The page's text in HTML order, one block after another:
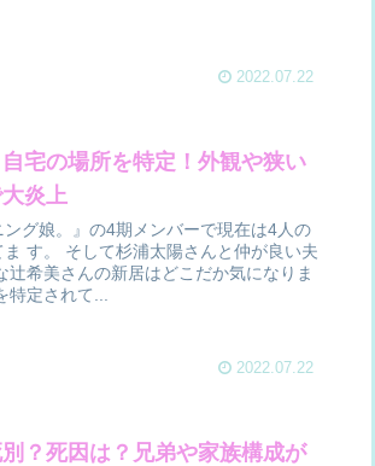
2022.07.22
宅の場所を特定！外観や狭い
炎上
グ娘。』の4期メンバーで現在は4人の
す。 そして杉浦太陽さんと仲が良い夫
辻希美さんの新居はどこだか気になりま
定されて...
2022.07.22
？死因は？兄弟や家族構成が